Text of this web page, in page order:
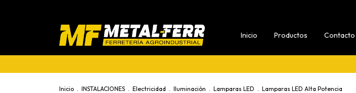
Inicio Productos Contacto
Inicio . INSTALACIONES . Electricidad . Iluminación . Lamparas LED . Lamparas LED Alta Potencia